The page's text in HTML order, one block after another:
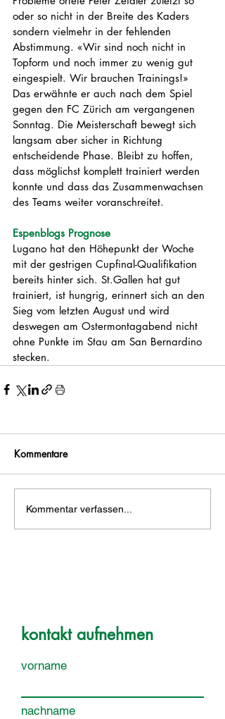
oder so nicht in der Breite des Kaders
sondern vielmehr in der fehlenden
Abstimmung. «Wir sind noch nicht in
Topform und noch immer zu wenig gut
eingespielt. Wir brauchen Trainings!»
Das erwähnte er auch nach dem Spiel
gegen den FC Zürich am vergangenen
Sonntag. Die Meisterschaft bewegt sich
langsam aber sicher in Richtung
entscheidende Phase. Bleibt zu hoffen,
dass möglichst komplett trainiert werden
konnte und dass das Zusammenwachsen
des Teams weiter voranschreitet.
Espenblogs Prognose
Lugano hat den Höhepunkt der Woche
mit der gestrigen Cupfinal-Qualifikation
bereits hinter sich. St.Gallen hat gut
trainiert, ist hungrig, erinnert sich an den
Sieg vom letzten August und wird
deswegen am Ostermontagabend nicht
ohne Punkte im Stau am San Bernardino
stecken.
Kommentare
Kommentar verfassen...
kontakt aufnehmen
vorname
nachname